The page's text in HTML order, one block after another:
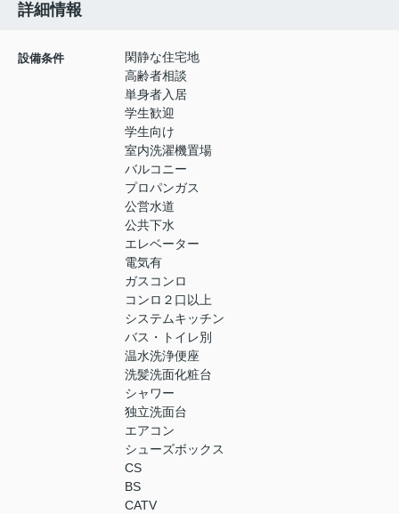
詳細情報
設備条件
閑静な住宅地
高齢者相談
単身者入居
学生歓迎
学生向け
室内洗濯機置場
バルコニー
プロパンガス
公営水道
公共下水
エレベーター
電気有
ガスコンロ
コンロ２口以上
システムキッチン
バス・トイレ別
温水洗浄便座
洗髪洗面化粧台
シャワー
独立洗面台
エアコン
シューズボックス
CS
BS
CATV